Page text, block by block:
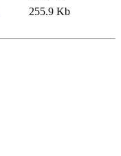
255.9 Kb